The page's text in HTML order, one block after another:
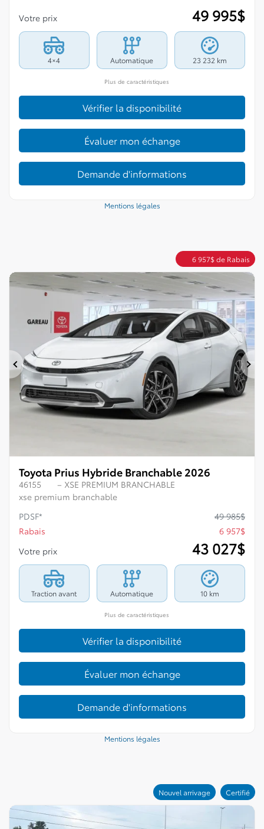
Votre prix 49 995$
4×4 Automatique 23 232 km
Plus de caractéristiques
Vérifier la disponibilité
Évaluer mon échange
Demande d'informations
Mentions légales
6 957$de Rabais
Précédent
Toyota Prius Hybride Branchable 2026
46155
– XSE PREMIUM BRANCHABLE
xse premium branchable
PDSF*
49 985$
Rabais
6 957$
Votre prix
43 027$
Traction avant Automatique 10 km
Plus de caractéristiques
Vérifier la disponibilité
Évaluer mon échange
Demande d'informations
Mentions légales
Nouvel arrivage Certifié